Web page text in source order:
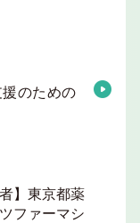
のための
】東京都薬
ファーマシ